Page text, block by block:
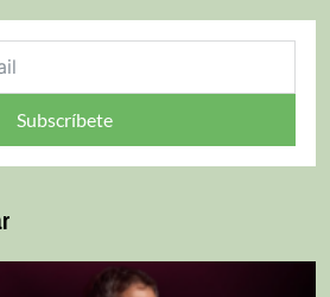
Subscríbete